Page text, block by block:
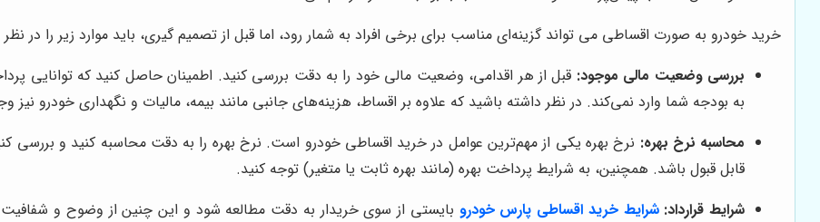
خرید خودرو به صورت اقساطی می ‌تواند گزینه‌ای مناسب برای برخی افراد به شمار رود، اما قبل از تصمیم گیری، باید موارد زیر را در نظر
بررسی وضعیت مالی موجود: قبل از هر اقدامی، وضعیت مالی خود را به دقت بررسی کنید. اطمینان حاصل کنید که توانایی
به بودجه شما وارد نمی‌کند. در نظر داشته باشید که علاوه بر اقساط، هزینه‌های جانبی مانند بیمه، مالیات و نگهداری خودرو نیز
محاسبه نرخ بهره: نرخ بهره یکی از مهم‌ترین عوامل در خرید اقساطی خودرو است. نرخ بهره را به دقت محاسبه کنید و بررسی
قابل قبول باشد. همچنین، به شرایط پرداخت بهره (مانند بهره ثابت یا متغیر) توجه کنید.
شرایط قرارداد: شرایط خرید اقساطی پارس خودرو بایستی از سوی خریدار به دقت مطالعه شود و این چنین از وضوح و شفافیت